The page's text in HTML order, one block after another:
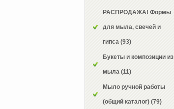
РАСПРОДАЖА! Формы
для мыла, свечей и
гипса (93)
Букеты и композиции из
мыла (11)
Мыло ручной работы
(общий каталог) (79)